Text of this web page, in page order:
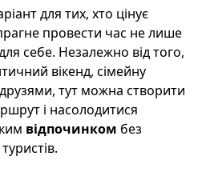
для тих, хто цінує
провести час не лише
себе. Незалежно від того,
вікенд, сімейну
друзями, тут можна створити
і насолодитися
відпочинком без